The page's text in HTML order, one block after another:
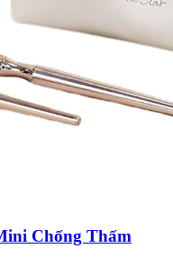
Chống Thấm